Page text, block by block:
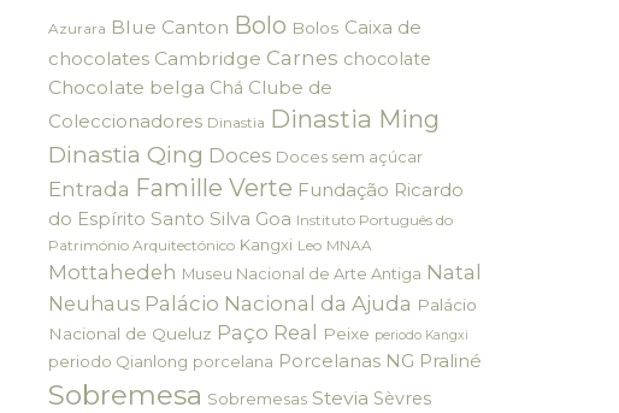
Azurara Blue Canton Bolo Bolos Caixa de
chocolates Cambridge Carnes chocolate
Chocolate belga Chá Clube de
Coleccionadores Dinastia Dinastia Ming
Dinastia Qing Doces Doces sem açúcar
Entrada Famille Verte Fundação Ricardo
do Espírito Santo Silva Goa Instituto Português do
Património Arquitectónico Kangxi Leo MNAA
Mottahedeh Museu Nacional de Arte Antiga Natal
Neuhaus Palácio Nacional da Ajuda Palácio
Nacional de Queluz Paço Real Peixe periodo Kangxi
periodo Qianlong porcelana Porcelanas NG Praliné
Sobremesa Sobremesas Stevia Sèvres